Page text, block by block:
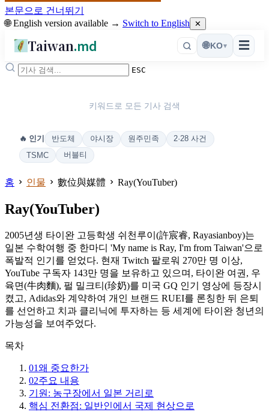
본문으로 건너뛰기
🌐 English version available → Switch to English ✕
Taiwan.md ☰
🌐KO▾
ESC
키워드로 모든 기사 검색
🔥 인기 반도체 야시장 원주민족
2·28 사건
TSMC
버블티
홈 인물 數位與媒體 Ray(YouTuber)
Ray(YouTuber)
2005년생 타이완 고등학생 쉬천루이(許宸睿, Rayasianboy)는
일본 수학여행 중 한마디 'My name is Ray, I'm from Taiwan'으로
폭발적 인기를 얻었다. 현재 Twitch 팔로워 270만 명 이상,
YouTube 구독자 143만 명을 보유하고 있으며, 타이완 여권, 우
육면(牛肉麵), 펄 밀크티(珍奶)를 미국 GQ 인기 영상에 등장시
켰고, Adidas와 계약하여 개인 브랜드 RUEI를 론칭한 뒤 은퇴
를 선언하고 치과 클리닉에 투자하는 등 세계에 타이완 청년의
가능성을 보여주었다.
목차
01왜 중요한가
02주요 내용
기원: 농구장에서 일본 거리로
핵심 전환점: 일반인에서 국제 현상으로